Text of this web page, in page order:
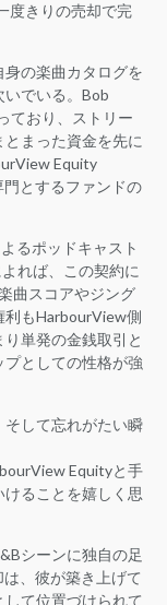
度きりの売却で完
の楽曲カタログを
でいる。Bob
ており、ストリー
まった資金を先に
Equity
とするファンドの
るポッドキャスト
れば、この契約に
曲スコアやジング
利もHarbourView側
単発の金銭取引と
としての性格が強
そして忘れがたい瞬
Equityと手
ることを嬉しく思
シーンに独自の足
、彼が築き上げて
て位置づけられて